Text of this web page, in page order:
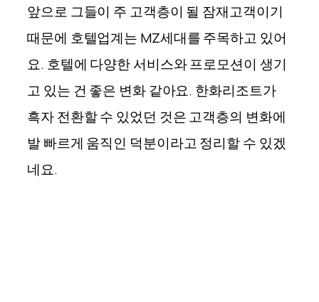
앞으로 그들이 주 고객층이 될 잠재고객이기
때문에 호텔업계는 MZ세대를 주목하고 있어
요. 호텔에 다양한 서비스와 프로모션이 생기
고 있는 건 좋은 변화 같아요. 한화리조트가
흑자 전환할 수 있었던 것은 고객층의 변화에
발 빠르게 움직인 덕분이라고 정리할 수 있겠
네요.